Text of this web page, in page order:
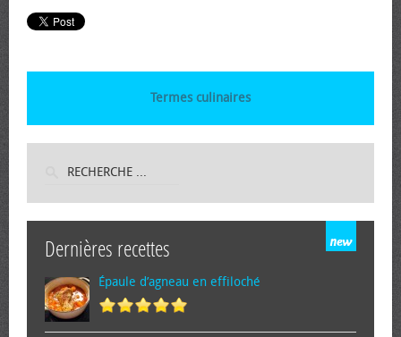
Termes culinaires
Dernières recettes
Épaule d’agneau en effiloché